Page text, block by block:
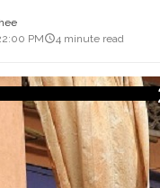
PM
4 minute read